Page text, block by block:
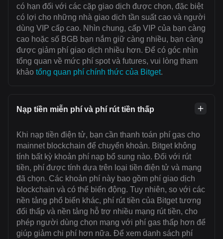
có hạn đối với các cặp giao dịch được chọn, đặc biệt
có lợi cho những nhà giao dịch tần suất cao và người
dùng VIP cấp cao. Nhìn chung, cấp VIP của bạn càng
cao hoặc số BGB bạn nắm giữ càng nhiều, bạn càng
được giảm phí giao dịch nhiều hơn. Để có góc nhìn
tổng quan về mức phí spot và futures, vui lòng tham
khảo tổng quan phí chính thức của Bitget.
Nạp tiền miễn phí và phí rút tiền thấp
Khi nạp tiền điện tử, bạn cần thanh toán ‌phí gas cho
mainnet blockchain để chuyển khoản. Bitget không
tính bất kỳ khoản phí nạp bổ sung nào. Đối với rút
tiền, phí được tính dựa trên loại tiền điện tử và mạng
đã chọn. Các khoản phí này bao gồm phí giao dịch
blockchain và có thể biến động. Tuy nhiên, so với các
nền tảng phổ biến khác, phí rút tiền của Bitget tương
đối thấp và nền tảng hỗ trợ nhiều mạng rút tiền, cho
phép người dùng chọn mạng với ‌phí gas thấp hơn để
giúp giảm chi phí hơn nữa. Để xem danh sách phí